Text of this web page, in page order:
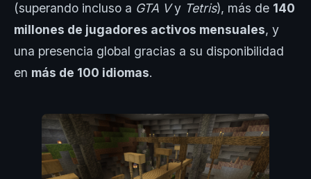
(superando incluso a GTA Vy Tetris), más de 140
millones de jugadores activos mensuales, y
una presencia global gracias a su disponibilidad
en más de 100 idiomas.